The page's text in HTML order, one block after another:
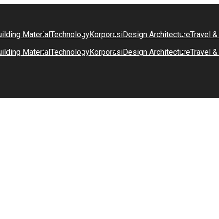
MaterialTechnologyKorporasiDesign ArchitectureTravel
MaterialTechnologyKorporasiDesign ArchitectureTravel